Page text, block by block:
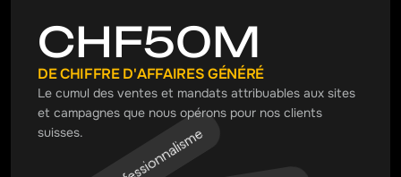
CHF50M
DE CHIFFRE D'AFFAIRES GÉNÉRÉ
Le cumul des ventes et mandats attribuables aux sites
et campagnes que nous opérons pour nos clients
suisses.
Professionnalisme